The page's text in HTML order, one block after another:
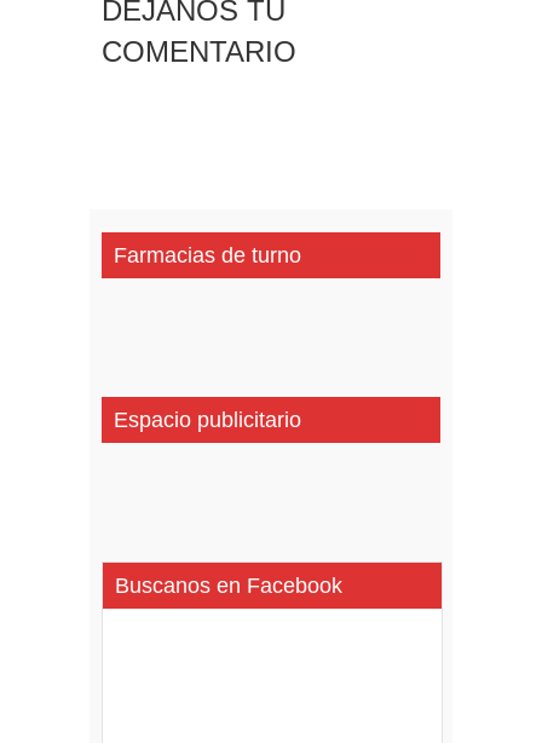
DEJANOS TU
COMENTARIO
Farmacias de turno
Espacio publicitario
Buscanos en Facebook